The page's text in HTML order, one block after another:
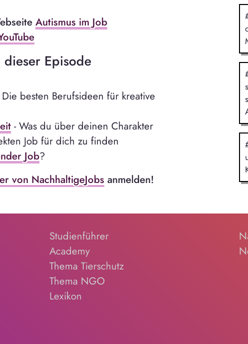
Autismus im Job
Episode
besten Berufsideen für kreative
- Was du über deinen Charakter
Job für dich zu finden
Job?
von NachhaltigeJobs anmelden!
Studienführer
Academy
Thema Tierschutz
Thema NGO
Lexikon